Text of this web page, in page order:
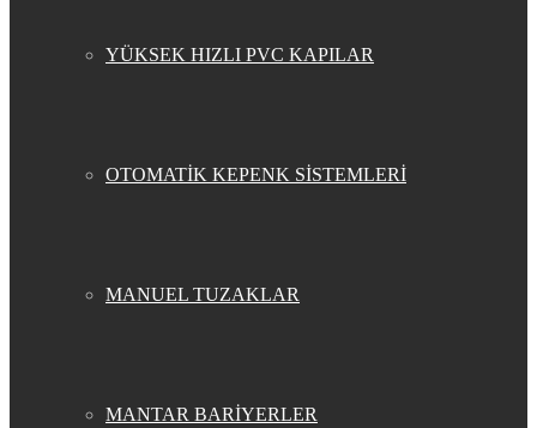
YÜKSEK HIZLI PVC KAPILAR
OTOMATİK KEPENK SİSTEMLERİ
MANUEL TUZAKLAR
MANTAR BARİYERLER